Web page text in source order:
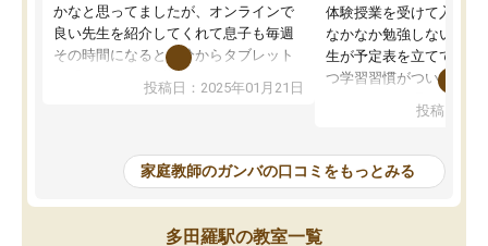
かなと思ってましたが、オンラインで
良い先生を紹介してくれて息子も毎週
その時間になると自分からタブレット
を開いてzoomを繋げるようになりまし
た！5科目なんでもOKなのもとても気
めて1年ほどだった今では平均点以上の
科目が増えてきました！あと1年受験ま
であるので無料の週末教室を使用しな
がら頑張って欲しいと思います！
投稿日：2025年01月21日
体験授業を受けて入塾し
なかなか勉強しない息子
生が予定表を立ててくれ
つ学習習慣がついてきま
指導が無い日も予定表
問できるのでとても助か
投稿日：
家庭教師のガンバの口コミをもっとみる
多田羅駅の教室一覧